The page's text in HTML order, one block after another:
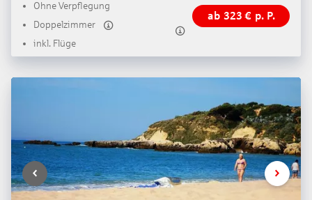
Ohne Verpflegung
Doppelzimmer
inkl. Flüge
ab 323 € p. P.